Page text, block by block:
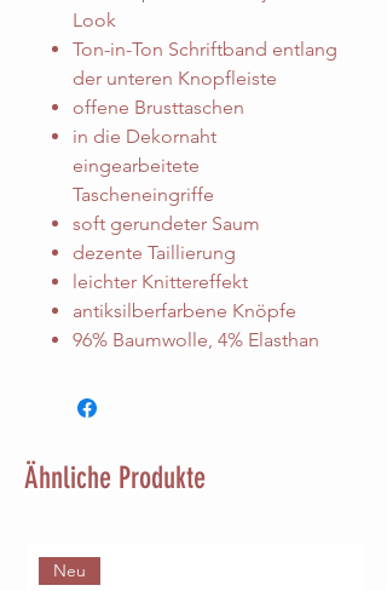
Look
Ton-in-Ton Schriftband entlang
der unteren Knopfleiste
offene Brusttaschen
in die Dekornaht
eingearbeitete
Tascheneingriffe
soft gerundeter Saum
dezente Taillierung
leichter Knittereffekt
antiksilberfarbene Knöpfe
96% Baumwolle, 4% Elasthan
Ähnliche Produkte
Neu